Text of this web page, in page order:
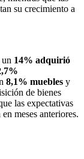
su crecimiento a
un 14% adquirió
8,1% muebles y
de bienes
las expectativas
meses anteriores.